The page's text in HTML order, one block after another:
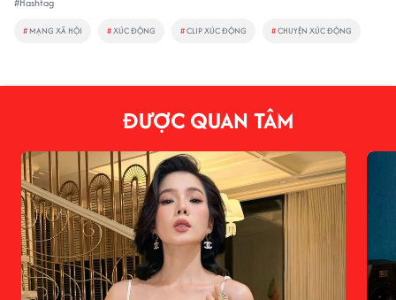
#Hashtag
# MẠNG XÃ HỘI #XÚC ĐỘNG #CLIP XÚC ĐỘNG #CHUYỆN XÚC ĐỘNG
ĐƯỢC QUAN TÂM